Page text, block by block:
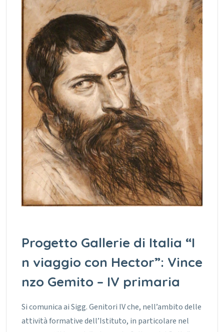
Progetto Gallerie di Italia “I
n viaggio con Hector”: Vince
nzo Gemito – IV primaria
Si comunica ai Sigg. Genitori IV che, nell’ambito delle
attività formative dell’Istituto, in particolare nel